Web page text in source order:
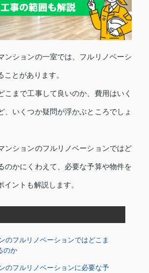
ンションの一室では、フルリノベーシ
ことがあります。
こまで工事して良いのか、費用はいく
、いくつか疑問が浮かぶところでしょ
ンションのフルリノベーションではど
のかにくわえて、必要な予算や物件を
イントも解説します。
のフルリノベーションではどこま
のか
のフルリノベーションに必要な予